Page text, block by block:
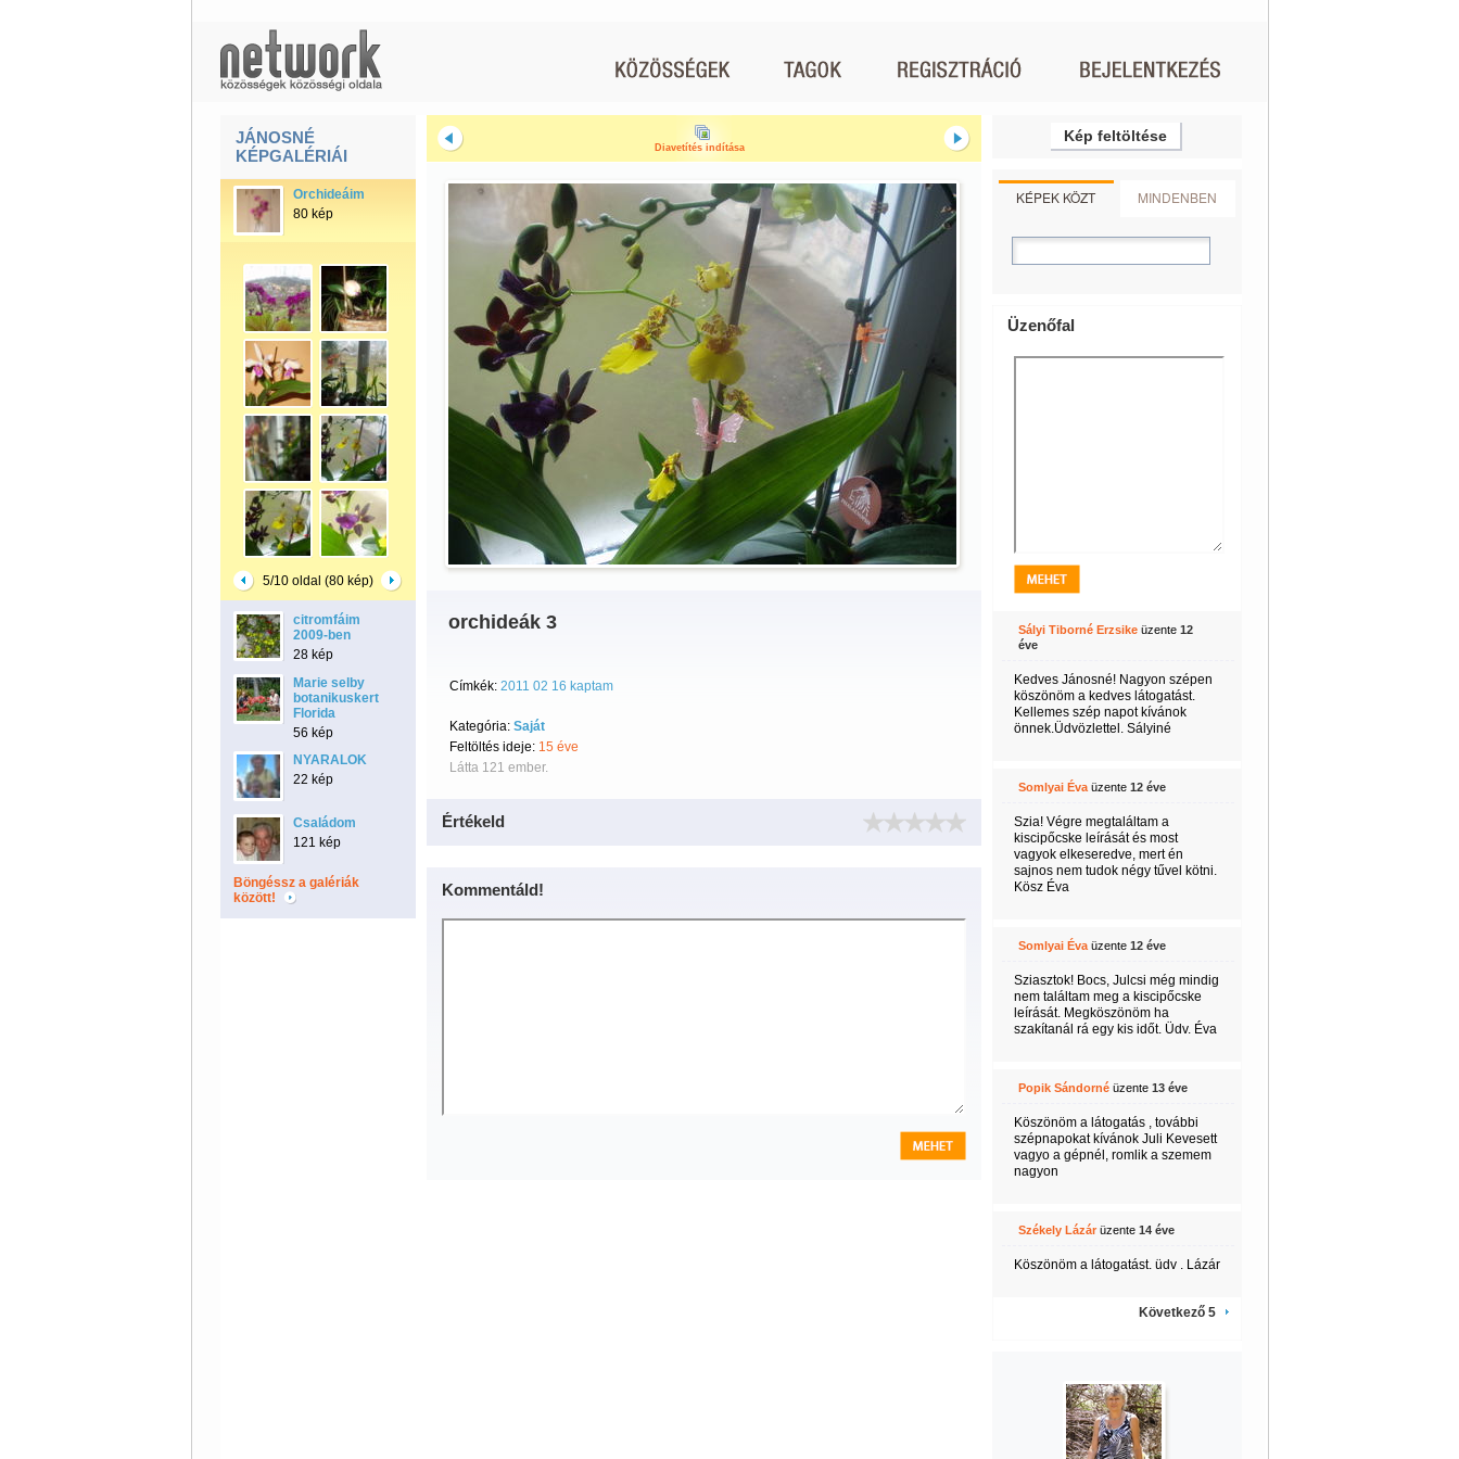
JÁNOSNÉ
KÉPGALÉRIÁI
Orchideáim
80 kép
5/10 oldal (80 kép)
citromfáim
2009-ben
28 kép
Marie selby
botanikuskert
Florida
56 kép
NYARALOK
22 kép
Családom
121 kép
Böngéssz a galériák
között!
Diavetítés indítása
orchideák 3
Címkék: 2011 02 16 kaptam
Kategória: Saját
Feltöltés ideje: 15 éve
Látta 121 ember.
Értékeld
Kommentáld!
Kép feltöltése
KÉPEK KÖZT MINDENBEN
Üzenőfal
Sályi Tiborné Erzsikeüzente 12
éve
Kedves Jánosné! Nagyon szépen
köszönöm a kedves látogatást.
Kellemes szép napot kívánok
önnek.Üdvözlettel. Sályiné
Somlyai Évaüzente 12 éve
Szia! Végre megtaláltam a
kiscipőcske leírását és most
vagyok elkeseredve, mert én
sajnos nem tudok négy tűvel kötni.
Kösz Éva
Somlyai Évaüzente 12 éve
Sziasztok! Bocs, Julcsi még mindig
nem találtam meg a kiscipőcske
leírását. Megköszönöm ha
szakítanál rá egy kis időt. Üdv. Éva
Popik Sándornéüzente 13 éve
Köszönöm a látogatás , további
szépnapokat kívánok Juli Kevesett
vagyo a gépnél, romlik a szemem
nagyon
Székely Lázárüzente 14 éve
Köszönöm a látogatást. üdv . Lázár
Következő 5